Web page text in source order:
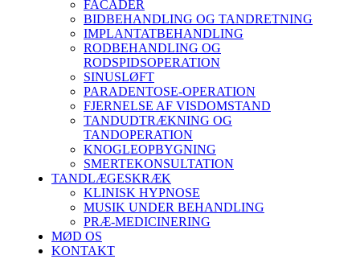
FACADER
BIDBEHANDLING OG TANDRETNING
IMPLANTATBEHANDLING
RODBEHANDLING OG
RODSPIDSOPERATION
SINUSLØFT
PARADENTOSE-OPERATION
FJERNELSE AF VISDOMSTAND
TANDUDTRÆKNING OG
TANDOPERATION
KNOGLEOPBYGNING
SMERTEKONSULTATION
TANDLÆGESKRÆK
KLINISK HYPNOSE
MUSIK UNDER BEHANDLING
PRÆ-MEDICINERING
MØD OS
KONTAKT